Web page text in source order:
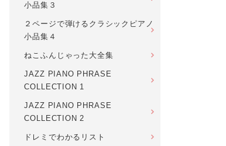
小品集３
２ページで弾けるクラシックピアノ
小品集４
ねこふんじゃった大全集
JAZZ PIANO PHRASE
COLLECTION 1
JAZZ PIANO PHRASE
COLLECTION 2
ドレミでわかるリスト